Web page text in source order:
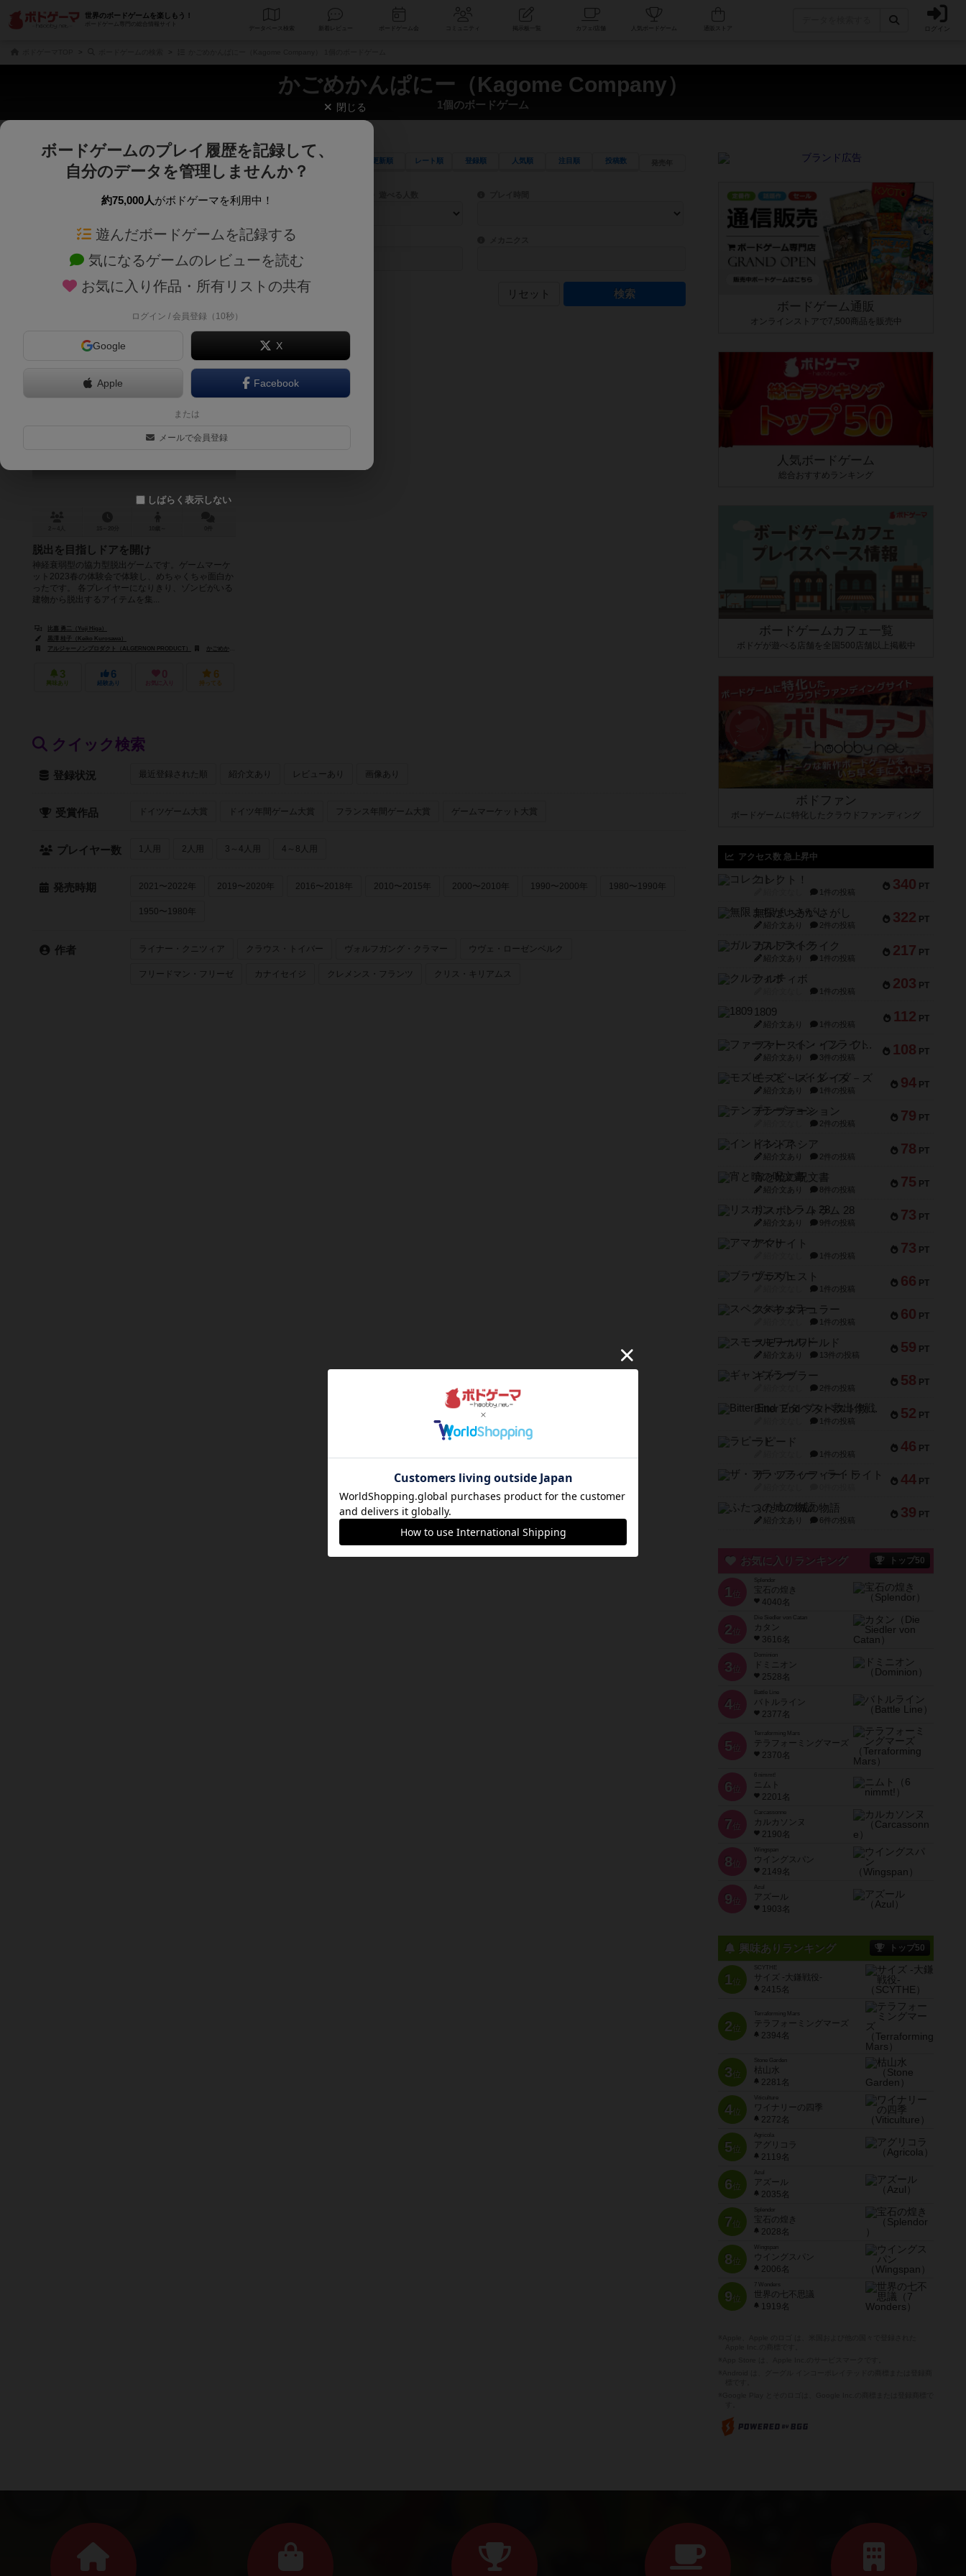
世界のボードゲームを楽しもう！
ボードゲーム専門の総合情報サイト
データベース コミュニティ 人気ボードゲーム ログイン
かごめかんぱにー（Kagome Company）
1個のボードゲーム
じっくり表示 更新順 レート順 登録順 人気順 注目順 投稿数
商品名、商品説明文、デザイナー名、テーマ名、メカニクス名を対象にフリーワード検索ができます。
ゲームデザイナー名を指定して検索できます。
ゲームデザイナー 目安となる所要時間を指定することができます。マニュアルを読む時間や参加者へのルール説明時間は含まれていないため、初めて
対象年齢を指定します。 世界観や登場人物などモチーフ・ストーリーを指定することができます。直感的にゲームシステムを理解できるよう、中世ファンタジー・クッキング・海賊同士の対決など、ゲームコンセプトを絞
テーマ/フレーバー ゲーム性を構成するコアシステムです。主にボードゲームに慣れている方向けの絞込機能です。例えば「ダイスロール」はランダ
リセット
脱出を目指しドアを開け
神経衰弱型の協力型脱出ゲームです。ゲームマーケ
ット2023春の体験会で体験し、めちゃくちゃ面白か
ったです。 各プレイヤーになりきり、ゾンビがいる
建物から脱出するアイテムを集...
比嘉 勇二（Yuji Higa）
黒澤 桂子（Keiko Kurosawa）
アルジャーノンプロダクト（ALGERNON PRODUCT）
かごめかんぱにー（Kagome Company）
3
興味あり
6
経験あり
0
お気に入り
6
持ってる
クイック検索
登録状況 最近登録された順 紹介文あり レビューあり 画像あり
受賞作品 ドイツゲーム大賞 ドイツ年間ゲーム大賞 フランス年間ゲーム大賞 ゲームマーケット大賞
プレイヤー数 1人用 2人用 3～4人用 4～8人用
発売時期 2021〜2022年 2019〜2020年 2016〜2018年 2010〜2015年 2000〜2010年 1990〜2000年 1980〜1990年
1950〜1980年
作者 ライナー・クニツィア クラウス・トイバー ヴォルフガング・クラマー ウヴェ・ローゼンベルク
フリードマン・フリーゼ カナイセイジ クレメンス・フランツ クリス・キリアムス
ボードゲーム通販
オンラインストアで7,500商品を販売中
人気ボードゲーム
総合おすすめランキング
ボードゲームカフェ一覧
ボドゲが遊べる店舗を全国500店舗以上掲載中
ボドファン
ボードゲームに特化したクラウドファンディング
アクセス数 急上昇中
340 PT
コレクト！
1件の投稿
322 PT
無限まちがいさがし
紹介文あり 2件の投稿
217 PT
ガルフストライク
紹介文あり 1件の投稿
203 PT
クルティボ
1件の投稿
112 PT
1809
紹介文あり 1件の投稿
108 PT
ファースト・イン・フライト
紹介文あり 3件の投稿
94 PT
モズビ－ズ・レイダ－ズ
紹介文あり 1件の投稿
79 PT
テンプテーション
2件の投稿
78 PT
インドネシア
紹介文あり 2件の投稿
75 PT
宵と暁の呪文書
紹介文あり 8件の投稿
73 PT
リスボン・トラム 28
紹介文あり 9件の投稿
73 PT
アマナイト
1件の投稿
66 PT
ブラヴェスト
1件の投稿
60 PT
スペクタキュラー
1件の投稿
59 PT
スモールワールド
紹介文あり 13件の投稿
58 PT
ギャンブラー
2件の投稿
52 PT
Bitter End ブタペスト救出作戦
1件の投稿
46 PT
ラピード
1件の投稿
44 PT
ザ・フラッフィー・ライト
39 PT
ふたつの城の物語
紹介文あり 6件の投稿
お気に入りランキング トップ50
1 位
宝石の煌き
4040名
2 位
Die Siedler von Catan
カタン
3616名
3 位
ドミニオン
2528名
4位
Battle Line
バトルライン
2377名
5 位
Terraforming Mars
テラフォーミングマーズ
2370名
6 位
ニムト
2201名
7 位
Carcassonne
カルカソンヌ
2190名
8 位
Wingspan
ウイングスパン
2149名
9 位
Azul
アズール
1903名
興味ありランキング トップ50
1位
SCYTHE
サイズ -大鎌戦役-
2415名
2位
Terraforming Mars
テラフォーミングマーズ
2394名
3位
Stone Garden
枯山水
2281名
4位
Viticulture
ワイナリーの四季
2272名
5位
Agricola
アグリコラ
2119名
6位
Azul
アズール
2035名
7位
宝石の煌き
2028名
8位
Wingspan
ウイングスパン
2006名
9位
7 Wonders
世界の七不思議
1919名
閉じる
ボードゲームのプレイ履歴を記録して、
自分のデータを管理しませんか？
約75,000人がボドゲーマを利用中！
遊んだボードゲームを記録する
気になるゲームのレビューを読む
お気に入り作品・所有リストの共有
ログイン / 会員登録（10秒）
Google X
Apple Facebook
または
メールで会員登録
しばらく表示しない